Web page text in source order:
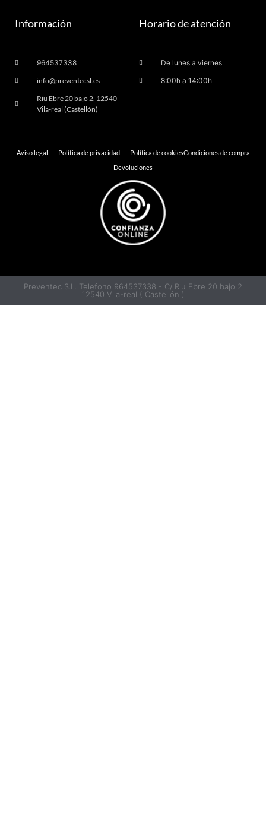
Información
964537338
info@preventecsl.es
Riu Ebre 20 bajo 2, 12540
Vila-real (Castellón)
Horario de atención
De lunes a viernes
8:00h a 14:00h
Aviso legal Política de privacidad Política de cookiesCondiciones de compra
Devoluciones
Preventec S.L. Telefono 964537338 - C/ Riu Ebre 20 bajo 2
12540 Vila-real ( Castellón )